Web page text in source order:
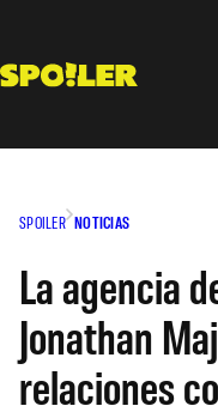
contenido
SPOILER NOTICIAS
La agencia
Jonathan
relaciones